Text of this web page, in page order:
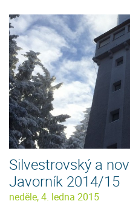
Silvestrovský a
Javorník 2014/15
neděle, 4. ledna 2015